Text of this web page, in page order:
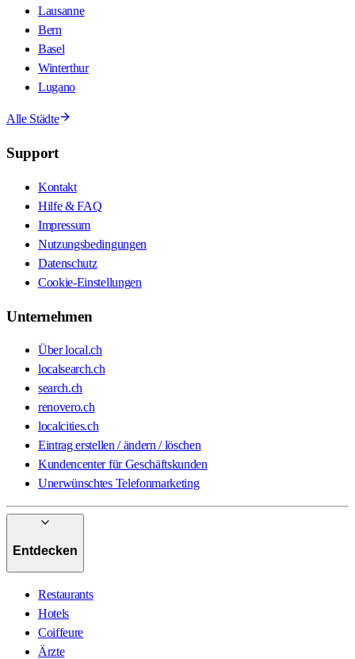
Lausanne
Bern
Basel
Winterthur
Lugano
Alle Städte
Support
Kontakt
Hilfe & FAQ
Impressum
Nutzungsbedingungen
Datenschutz
Cookie-Einstellungen
Unternehmen
Über local.ch
localsearch.ch
search.ch
renovero.ch
localcities.ch
Eintrag erstellen / ändern / löschen
Kundencenter für Geschäftskunden
Unerwünschtes Telefonmarketing
Entdecken
Restaurants
Hotels
Coiffeure
Ärzte